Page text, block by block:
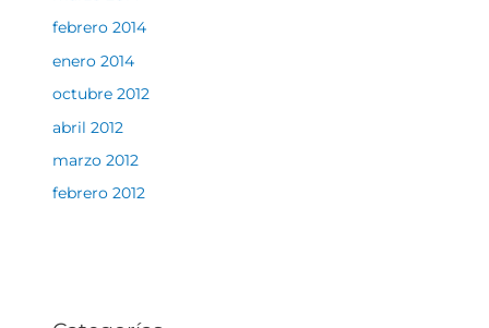
febrero 2014
enero 2014
octubre 2012
abril 2012
marzo 2012
febrero 2012